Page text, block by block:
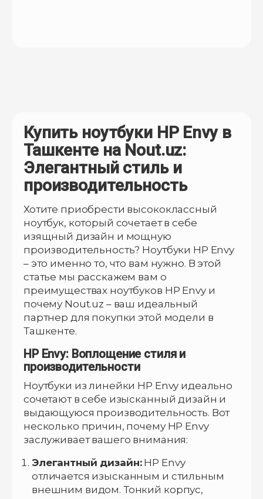
Купить ноутбуки HP Envy в
Ташкенте на Nout.uz:
Элегантный стиль и
производительность
Хотите приобрести высококлассный
ноутбук, который сочетает в себе
изящный дизайн и мощную
производительность? Ноутбуки HP Envy
– это именно то, что вам нужно. В этой
статье мы расскажем вам о
преимуществах ноутбуков HP Envy и
почему Nout.uz – ваш идеальный
партнер для покупки этой модели в
Ташкенте.
HP Envy: Воплощение стиля и
производительности
Ноутбуки из линейки HP Envy идеально
сочетают в себе изысканный дизайн и
выдающуюся производительность. Вот
несколько причин, почему HP Envy
заслуживает вашего внимания:
Элегантный дизайн:HP Envy
отличается изысканным и стильным
внешним видом. Тонкий корпус,